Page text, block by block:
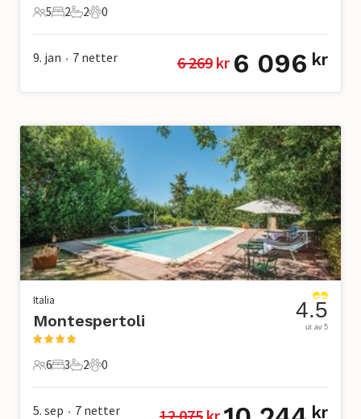
5 Gjester
5
2 Soverom
2
2 Bad
2
0 Kjæledyr
0
9. jan • 7 netter 6 269 kr 6 096 kr
Italia
Montespertoli
6 Gjester
6
3 Soverom
3
2 Bad
2
0 Kjæledyr
0
4.5
ut av 5
5. sep • 7 netter kr